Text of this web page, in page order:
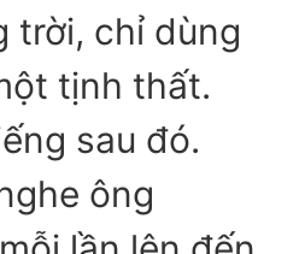
trời, chỉ dùng
tịnh thất.
sau đó.
ông